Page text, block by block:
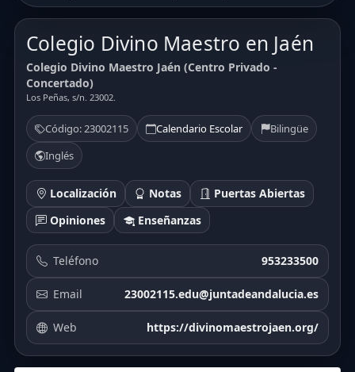
Colegio Divino Maestro en Jaén
Colegio Divino Maestro Jaén (Centro Privado -
Concertado)
Los Peñas, s/n. 23002.
Código: 23002115 Calendario Escolar
Bilingüe
Inglés
Localización Notas
Puertas Abiertas
Opiniones
Enseñanzas
Teléfono 953233500
Email 23002115.edu@juntadeandalucia.es
Web https://divinomaestrojaen.org/